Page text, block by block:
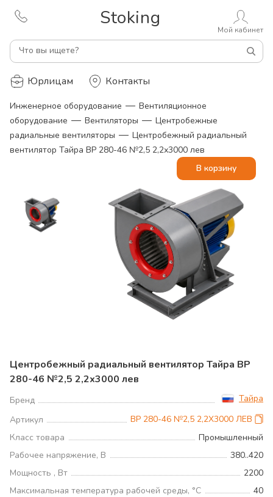
Stoking
Что вы ищете?
Мой кабинет
Юрлицам Контакты
Инженерное оборудование — Вентиляционное
оборудование — Вентиляторы — Центробежные
радиальные вентиляторы — Центробежный радиальный
вентилятор Тайра ВР 280-46 №2,5 2,2х3000 лев
Центробежный радиальный вентилятор Тайра ВР
280-46 №2,5 2,2х3000 лев
Бренд
Тайра
Артикул
ВР 280-46 №2,5 2,2Х3000 ЛЕВ
Класс товара
Промышленный
Рабочее напряжение, В
380..420
Мощность , Вт
2200
Максимальная температура рабочей среды, °С
40
В корзину